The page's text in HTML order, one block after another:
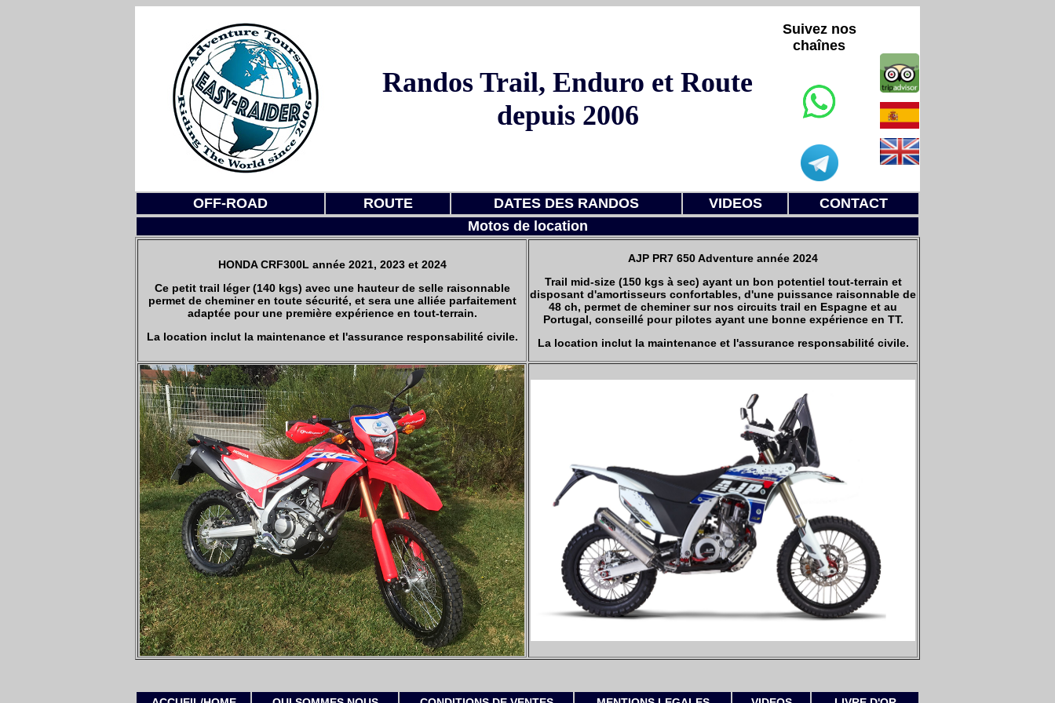
Randos Trail, Enduro et Route
depuis 2006
Suivez nos
chaînes
OFF-ROAD ROUTE DATES DES RANDOS VIDEOS
CONTACT
Motos de location
HONDA CRF300L année 2021, 2023 et 2024
Ce petit trail léger (140 kgs) avec une hauteur de selle raisonnable
permet de cheminer en toute sécurité, et sera une alliée parfaitement
adaptée pour une première expérience en tout-terrain.
La location inclut la maintenance et l'assurance responsabilité civile.
AJP PR7 650 Adventure année 2024
Trail mid-size (150 kgs à sec) ayant un bon potentiel tout-terrain et
disposant d'amortisseurs confortables, d'une puissance raisonnable de
48 ch, permet de cheminer sur nos circuits trail en Espagne et au
Portugal, conseillé pour pilotes ayant une bonne expérience en TT.
La location inclut la maintenance et l'assurance responsabilité civile.